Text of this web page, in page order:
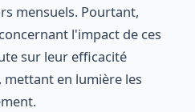
mensuels. Pourtant,
l'impact de ces
sur leur efficacité
en lumière les